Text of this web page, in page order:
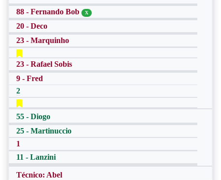
88 - Fernando Bob
X
20 - Deco
23 - Marquinho
23 - Rafael Sobis
9 - Fred
2
55 - Diogo
25 - Martinuccio
1
11 - Lanzini
Técnico: Abel